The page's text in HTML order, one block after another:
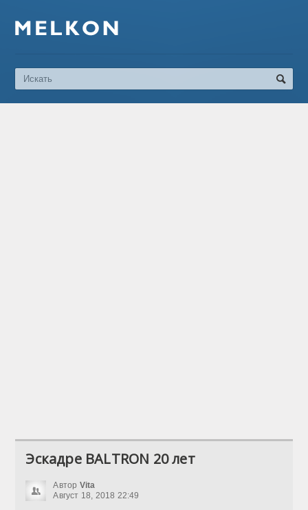
Эскадре BALTRON 20 лет
Автор Vita
Август 18, 2018 22:49